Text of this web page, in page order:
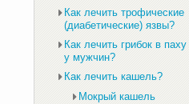
Как лечить трофические
(диабетические) язвы?
Как лечить грибок в паху
у мужчин?
Как лечить кашель?
Мокрый кашель